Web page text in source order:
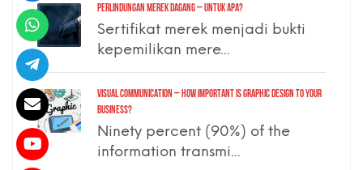
PERLINDUNGAN MEREK DAGANG – untuk apa?
Sertifikat merek menjadi bukti
kepemilikan mere...
VISUAL COMMUNICATION – how important is graphic design to your
business?
Ninety percent (90%) of the
information transmi...